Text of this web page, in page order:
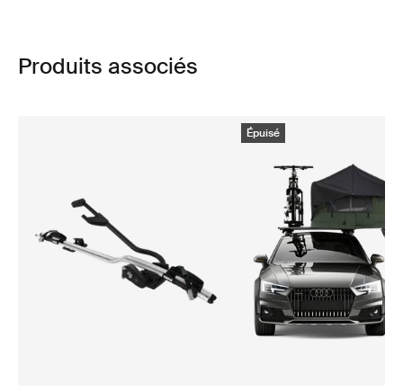
Produits associés
Épuisé